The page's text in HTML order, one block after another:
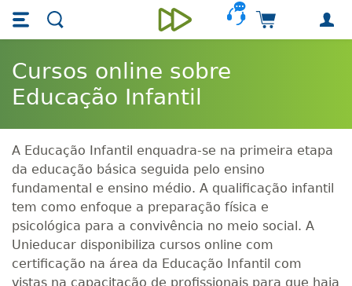
Skip main navigation
Skip to main content
Unieducar
Carrinho de
Cursos online sobre
Educação Infantil
A Educação Infantil enquadra-se na primeira etapa
da educação básica seguida pelo ensino
fundamental e ensino médio. A qualificação infantil
tem como enfoque a preparação física e
psicológica para a convivência no meio social. A
Unieducar disponibiliza cursos online com
certificação na área da Educação Infantil com
vistas na capacitação de profissionais para que haja